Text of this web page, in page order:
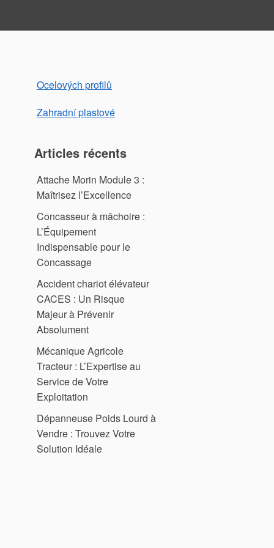
Ocelových profilů
Zahradní plastové
Articles récents
Attache Morin Module 3 :
Maîtrisez l’Excellence
Concasseur à mâchoire :
L’Équipement
Indispensable pour le
Concassage
Accident chariot élévateur
CACES : Un Risque
Majeur à Prévenir
Absolument
Mécanique Agricole
Tracteur : L’Expertise au
Service de Votre
Exploitation
Dépanneuse Poids Lourd à
Vendre : Trouvez Votre
Solution Idéale